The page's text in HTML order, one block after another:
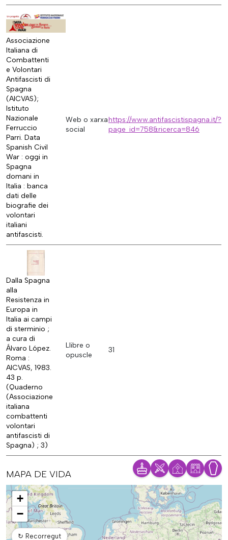
Associazione
Italiana di
Combattenti
e Volontari
Antifascisti di
Spagna
(AICVAS);
Istituto
Nazionale
Ferruccio
Parri. Data
Spanish Civil
War : oggi in
Spagna
domani in
Italia : banca
dati delle
biografie dei
volontari
italiani
antifascisti.
Web o xarxa
social
https://www.antifascistispagna.it/?
page_id=758&ricerca=846
Dalla Spagna
alla
Resistenza in
Europa in
Italia ai campi
di sterminio ;
a cura di
Álvaro López.
Roma :
AICVAS, 1983.
43 p.
(Quaderno
(Associazione
italiana
combattenti
volontari
antifascisti di
Spagna) ; 3)
Llibre o
opuscle
31
MAPA DE VIDA
Mapa
+
−
↻ Recorregut